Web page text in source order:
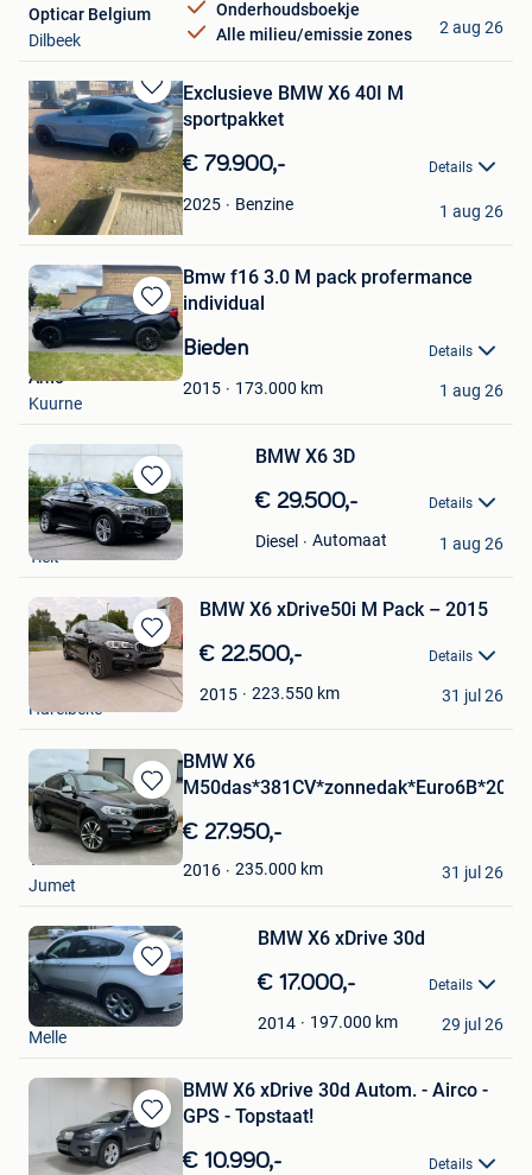
Onderhoudsboekje
Alle milieu/emissie zones
Opticar Belgium
Dilbeek
2 aug 26
Bewaren
in
Mijn
Favorieten
Exclusieve BMW X6 40I M
sportpakket
€ 79.900,- Details
2025 Benzine
chris
Kemzeke
1 aug 26
Bewaren
in
Mijn
Favorieten
Bmw f16 3.0 M pack profermance
individual
Bieden Details
2015 173.000 km
Arno
Kuurne
1 aug 26
Bewaren
in
Mijn
Favorieten
BMW X6 3D
€ 29.500,- Details
Diesel Automaat
lieven lecluyse
Tielt
1 aug 26
Bewaren
in
Mijn
Favorieten
BMW X6 xDrive50i M Pack – 2015
€ 22.500,- Details
2015 223.550 km
Fk motors
Harelbeke
31 jul 26
Bewaren
in
Mijn
Favorieten
BMW X6
€ 27.950,-
2016 235.000 km
Tim
Jumet
31 jul 26
Bewaren
in
Mijn
BMW X6 xDrive 30d
€ 17.000,- Details
2014 197.000 km
Michel
Melle
29 jul 26
Bewaren
in
BMW X6 xDrive 30d Autom. - Airco -
GPS - Topstaat!
€ 10.990,- Details